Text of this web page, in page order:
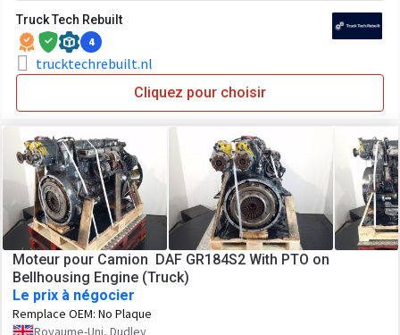
Truck Tech Rebuilt
4
trucktechrebuilt.nl
Cliquez pour choisir
Moteur pour Camion DAF GR184S2 With PTO on
Bellhousing Engine (Truck)
Le prix à négocier
Remplace OEM: No Plaque
Royaume-Uni, Dudley